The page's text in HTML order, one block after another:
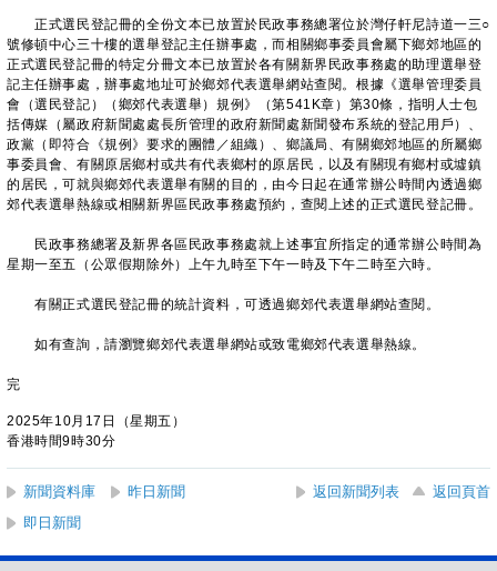
正式選民登記冊的全份文本已放置於民政事務總署位於灣仔軒尼詩道一三○
號修頓中心三十樓的選舉登記主任辦事處，而相關鄉事委員會屬下鄉郊地區的
正式選民登記冊的特定分冊文本已放置於各有關新界民政事務處的助理選舉登
記主任辦事處，辦事處地址可於鄉郊代表選舉網站查閱。根據《選舉管理委員
會（選民登記）（鄉郊代表選舉）規例》（第541K章）第30條，指明人士包
括傳媒（屬政府新聞處處長所管理的政府新聞處新聞發布系統的登記用戶）、
政黨（即符合《規例》要求的團體／組織）、鄉議局、有關鄉郊地區的所屬鄉
事委員會、有關原居鄉村或共有代表鄉村的原居民，以及有關現有鄉村或墟鎮
的居民，可就與鄉郊代表選舉有關的目的，由今日起在通常辦公時間內透過鄉
郊代表選舉熱線或相關新界區民政事務處預約，查閱上述的正式選民登記冊。
民政事務總署及新界各區民政事務處就上述事宜所指定的通常辦公時間為
星期一至五（公眾假期除外）上午九時至下午一時及下午二時至六時。
有關正式選民登記冊的統計資料，可透過鄉郊代表選舉網站查閱。
如有查詢，請瀏覽鄉郊代表選舉網站或致電鄉郊代表選舉熱線。
完
2025年10月17日（星期五）
香港時間9時30分
新聞資料庫 昨日新聞 返回新聞列表
返回頁首
即日新聞